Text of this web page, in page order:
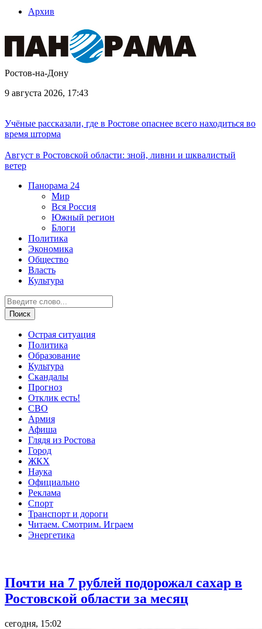
Архив
Ростов-на-Дону
9 августа 2026, 17:43
Учёные рассказали, где в Ростове опаснее всего находиться во
время шторма
Август в Ростовской области: зной, ливни и шквалистый
ветер
Панорама 24
Мир
Вся Россия
Южный регион
Блоги
Политика
Экономика
Общество
Власть
Культура
Острая ситуация
Политика
Образование
Культура
Скандалы
Прогноз
Отклик есть!
СВО
Армия
Афиша
Глядя из Ростова
Город
ЖКХ
Наука
Официально
Реклама
Спорт
Транспорт и дороги
Читаем. Смотрим. Играем
Энергетика
Почти на 7 рублей подорожал сахар в
Ростовской области за месяц
сегодня, 15:02